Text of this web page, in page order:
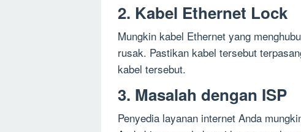
2. Kabel Ethernet Lock
Mungkin kabel Ethernet yang
rusak. Pastikan kabel tersebut
kabel tersebut.
3. Masalah dengan ISP
Penyedia layanan internet Anda